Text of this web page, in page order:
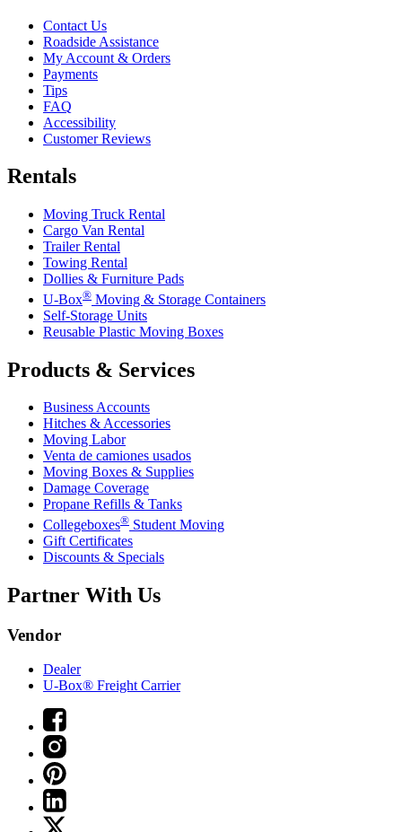
Contact Us
Roadside Assistance
My Account & Orders
Payments
Tips
FAQ
Accessibility
Customer Reviews
Rentals
Moving Truck Rental
Cargo Van Rental
Trailer Rental
Towing Rental
Dollies & Furniture Pads
U-Box® Moving & Storage Containers
Self-Storage Units
Reusable Plastic Moving Boxes
Products & Services
Business Accounts
Hitches & Accessories
Moving Labor
Venta de camiones usados
Moving Boxes & Supplies
Damage Coverage
Propane Refills & Tanks
Collegeboxes® Student Moving
Gift Certificates
Discounts & Specials
Partner With Us
Vendor
Dealer
U-Box® Freight Carrier